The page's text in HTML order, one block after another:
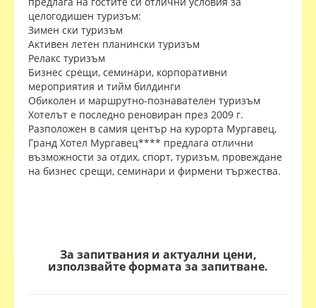
целогодишен туризъм:
Зимен ски туризъм
Активен летен планински туризъм
Релакс туризъм
Бизнес срещи, семинари, корпоративни
мероприятия и тийм билдинги
Обиколен и маршрутно-познавателен туризъм
Хотелът е последно реновиран през 2009 г.
Разположен в самия център на курорта Мургавец,
Гранд Хотел Мургавец**** предлага отлични
възможности за отдих, спорт, туризъм, провеждане
на бизнес срещи, семинари и фирмени тържества.
За запитвания и актуални цени,
използвайте формата за запитване.